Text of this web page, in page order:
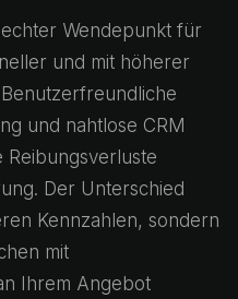
Wendepunkt für
und mit höherer
und nahtlose CRM
Reibungsverluste
Der Unterschied
Kennzahlen, sondern
mit
Ihrem Angebot